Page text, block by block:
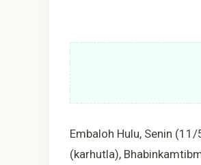
Embaloh Hulu, Senin
(karhutla),